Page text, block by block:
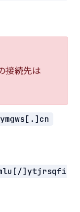
接続先は
]ytjrsqfi